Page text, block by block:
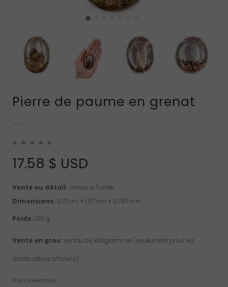
Pierre de paume en grenat
17.58 $ USD
Vente au détail: vendu à l’unité.
Dimensions: 2.17 cm × 1.57 cm × 0.787 cm
Poids: 129 g
Vente en gros: vendu au kilogramme (seulement pour les
distributeurs officiels).
15 en inventaire